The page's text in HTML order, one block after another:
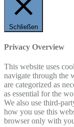
Schließen
Privacy Overview
This website uses
navigate through the
are categorized as
as essential for the
We also use third-
how you use this
browser only with